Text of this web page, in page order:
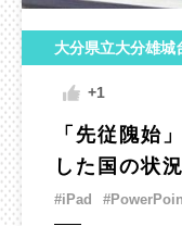
大分県立大分雄城
+1
「先従隗始
した国の状
みさを読み解
#iPad